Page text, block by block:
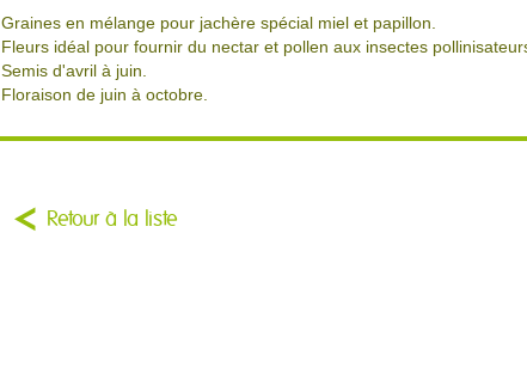
Graines en mélange pour jachère spécial miel et papillon.
Fleurs idéal pour fournir du nectar et pollen aux insectes
Semis d'avril à juin.
Floraison de juin à octobre.
Retour à la liste